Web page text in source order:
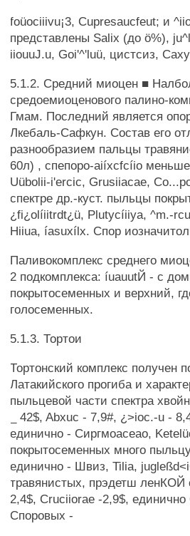
foüociiivu¡3, Cupresaucfeut; и
представлены Salix (до ö%),
iiouuJ.u, Goi'^'luü, цистсиз,
5.1.2. Средний миоцен ■
средоемиоценового палино-
Гмам. Последний является
Лкебаль-Сафкун. Состав его
разнообразием пальцы
60л) , спепоро-aiíxcfcíio
Uübolii-i'ercic, Grusiiacae,
спектре др.-куст. пыльцы
¿fi¿olíiitrdt¿ü, Plutycíiiya, ^m.-
Hiiua, íasuxílx. Спор
Паливокомплекс среднего
2 подкомплекса: íuauutЙ - с
покрытосеменных и верхний,
голосеменных.
5.1.3. Тортои
Тортонский комплекс получен
Латакийского прогиба и
пыльцевой части спектра
_ 42$, Abxuc - 7,9#, ¿>ioc.-u -
единично - Сиргмоасеао,
покрытосеменных много
единично - Швиз, Tilia,
травянистых, прэдетш
2,4$, Cruciiorae -2,9$,
Споровых -